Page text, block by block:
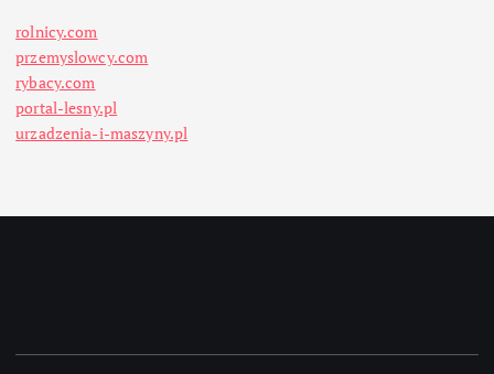
rolnicy.com
przemyslowcy.com
rybacy.com
portal-lesny.pl
urzadzenia-i-maszyny.pl